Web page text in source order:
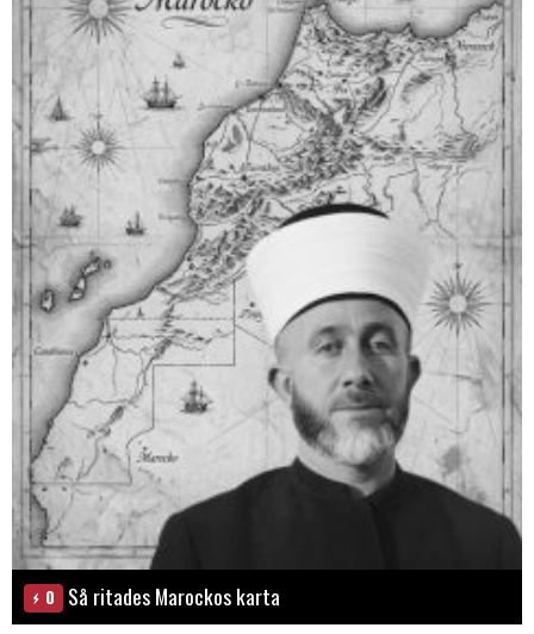
0 Så ritades Marockos karta